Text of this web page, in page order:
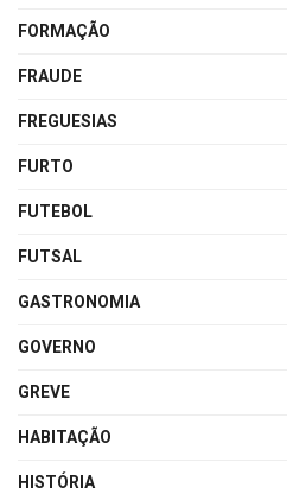
FORMAÇÃO
FRAUDE
FREGUESIAS
FURTO
FUTEBOL
FUTSAL
GASTRONOMIA
GOVERNO
GREVE
HABITAÇÃO
HISTÓRIA